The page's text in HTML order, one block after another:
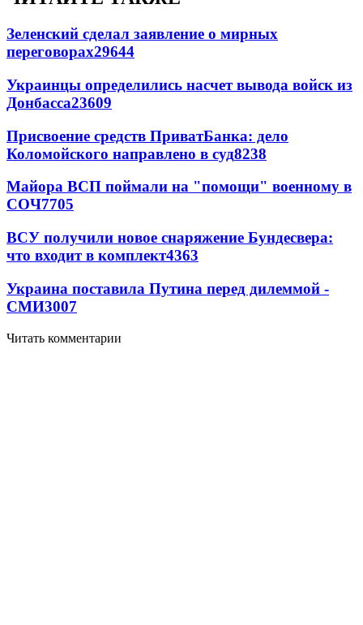
Зеленский сделал заявление о мирных
переговорах29644
Украинцы определились насчет вывода войск из
Донбасса23609
Присвоение средств ПриватБанка: дело
Коломойского направлено в суд8238
Майора ВСП поймали на "помощи" военному в
СОЧ7705
ВСУ получили новое снаряжение Бундесвера:
что входит в комплект4363
Украина поставила Путина перед дилеммой -
СМИ3007
Читать комментарии